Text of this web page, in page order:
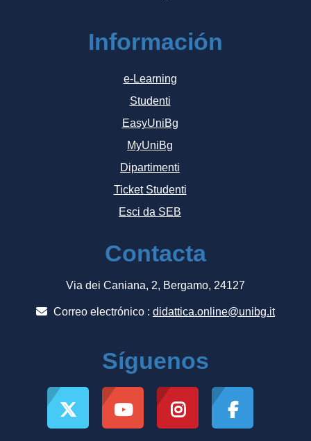
Información
e-Learning
Studenti
EasyUniBg
MyUniBg
Dipartimenti
Ticket Studenti
Esci da SEB
Contacta
Via dei Caniana, 2, Bergamo, 24127
Correo electrónico : didattica.online@unibg.it
Síguenos